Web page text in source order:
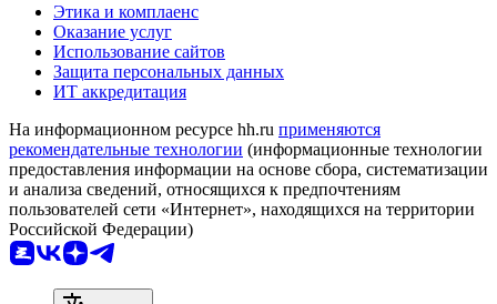
Этика и комплаенс
Оказание услуг
Использование сайтов
Защита персональных данных
ИТ аккредитация
На информационном ресурсе hh.ru применяются
рекомендательные технологии (информационные технологии
предоставления информации на основе сбора, систематизации
и анализа сведений, относящихся к предпочтениям
пользователей сети «Интернет», находящихся на территории
Российской Федерации)